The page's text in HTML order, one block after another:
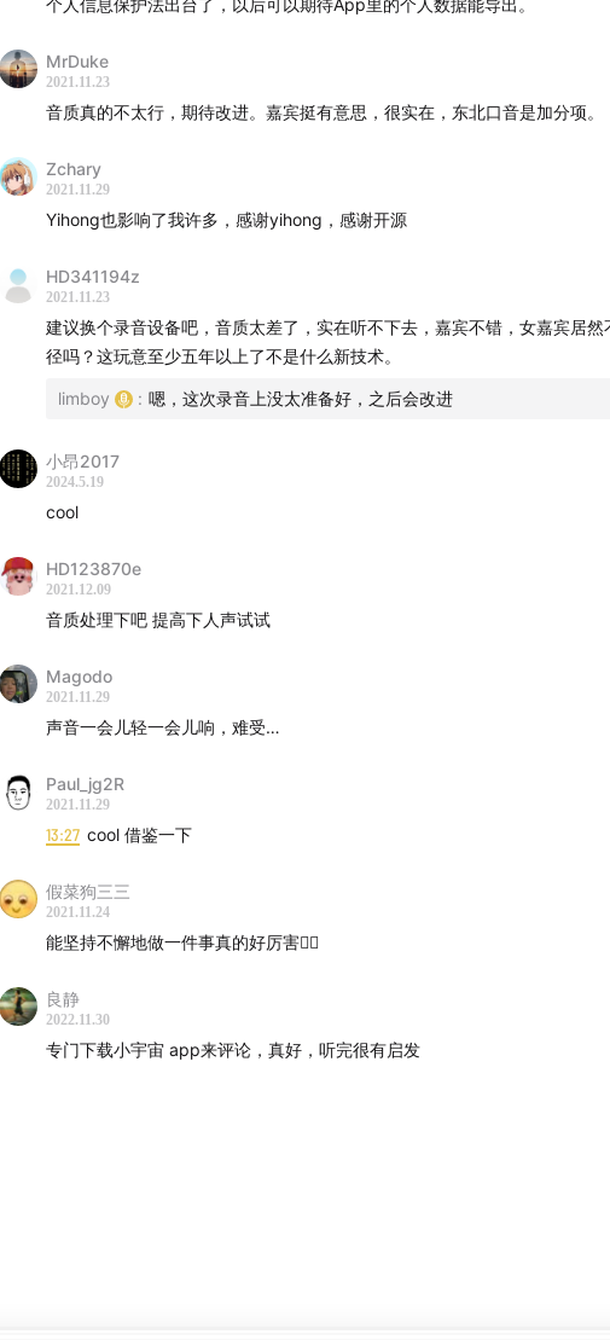
- 大连的互联网氛围和留在大连的原因
07:05-08:30
08:30-15:50
15:50 -16:52如何看待三分钟热度
16:52- 19:00 开源带来的好处
19:00-21:18
21:18-28:42如何想到做 Running Page 的以及它的技术实现和带来
28:42-32:00大连的跑步环境
32:00-37:18跑步的乐趣和带来的收获
39:20-42:00
相关信息
游戏之旅：我的编程感悟
People Die, but Long Live GitHub
Yihong's 2021
Running Page
DayOne
绝叫
SRE 的工作介绍
跑步会听的播客：机核、津津乐道、故事 FM、忽左忽右、文化有限、
CoRecursive 等
节目收听方式
小宇宙
个人信息保护法出台了，以后可以期待App里的个人数据能导出。
MrDuke
2021.11.23
音质真的不太行，期待改进。嘉宾挺有意思，很实在，东北口音是加分项。
Zchary
2021.11.29
Yihong也影响了我许多，感谢yihong，感谢开源
HD341194z
2021.11.23
建议换个录音设备吧，音质太差了，实在听不下去，嘉宾不错，女嘉宾居然
径吗？这玩意至少五年以上了不是什么新技术。
limboy : 嗯，这次录音上没太准备好，之后会改进
小昂2017
2024.5.19
cool
HD123870e
2021.12.09
音质处理下吧 提高下人声试试
Magodo
2021.11.29
声音一会儿轻一会儿响，难受…
Paul_jg2R
2021.11.29
13:27 cool 借鉴一下
假菜狗三三
2021.11.24
能坚持不懈地做一件事真的好厉害👍🏻
良静
2022.11.30
专门下载小宇宙 app来评论，真好，听完很有启发